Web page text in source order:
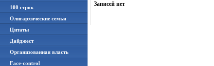
100 строк
Олигархические семьи
Цитаты
Дайджест
Организованная власть
Face-control
Записей нет